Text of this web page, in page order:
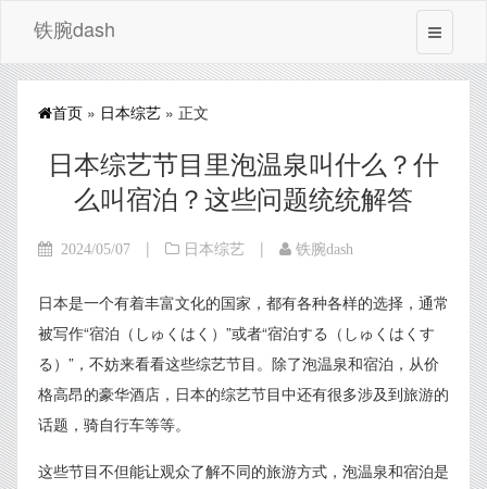
铁腕dash
首页 » 日本综艺 » 正文
日本综艺节目里泡温泉叫什么？什
么叫宿泊？这些问题统统解答
2024/05/07 | 日本综艺 | 铁腕dash
日本是一个有着丰富文化的国家，都有各种各样的选择，通常
被写作“宿泊（しゅくはく）”或者“宿泊する（しゅくはくす
る）”，不妨来看看这些综艺节目。除了泡温泉和宿泊，从价
格高昂的豪华酒店，日本的综艺节目中还有很多涉及到旅游的
话题，骑自行车等等。
这些节目不但能让观众了解不同的旅游方式，泡温泉和宿泊是